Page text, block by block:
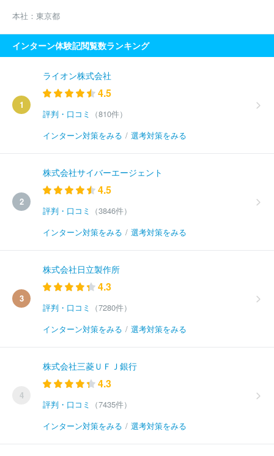
本社： 東京都
インターン体験記閲覧数ランキング
1
ライオン株式会社
4.5
評判・口コミ
（810件）
インターン対策をみる / 選考対策をみる
2
株式会社サイバーエージェント
4.5
評判・口コミ
（3846件）
インターン対策をみる / 選考対策をみる
3
株式会社日立製作所
4.3
評判・口コミ
（7280件）
インターン対策をみる / 選考対策をみる
4
株式会社三菱ＵＦＪ銀行
4.3
評判・口コミ
（7435件）
インターン対策をみる / 選考対策をみる